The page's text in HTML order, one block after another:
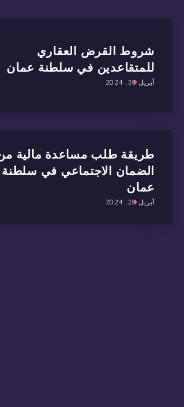
شروط القرض العقاري
للمتقاعدين في سلطنة عمان
أبريل 30, 2024
طريقة طلب مساعدة مالية
الضمان الاجتماعي في سلطنة
عمان
أبريل 28, 2024